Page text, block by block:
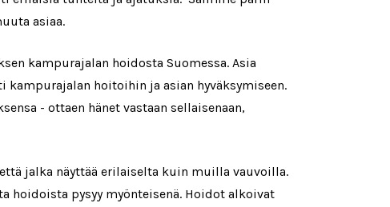
asiaa.
kampurajalan hoidosta Suomessa. Asia
hoitoihin ja asian hyväksymiseen.
- ottaen hänet vastaan sellaisenaan,
jalka näyttää erilaiselta kuin muilla vauvoilla.
pysyy myönteisenä. Hoidot alkoivat